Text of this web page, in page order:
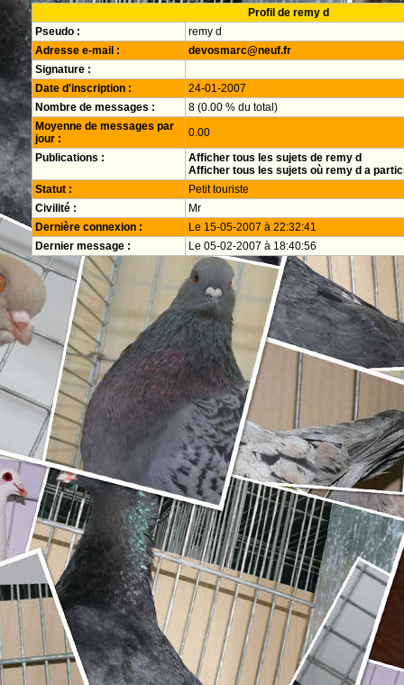
Profil de remy d
Pseudo :
remy d
Adresse e-mail :
devosmarc@neuf.fr
Signature :
Date d'inscription :
24-01-2007
Nombre de messages :
8 (0.00 % du total)
Moyenne de messages par
jour :
0.00
Publications :
Afficher tous les sujets de remy d
Afficher tous les sujets où remy d a
Statut :
Petit touriste
Civilité :
Mr
Dernière connexion :
Le 15-05-2007 à 22:32:41
Dernier message :
Le 05-02-2007 à 18:40:56